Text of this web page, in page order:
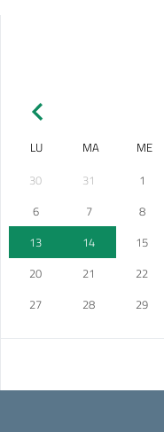
LU MA ME
30
31 1
6
7 8
13
14 15
20
21 22
27
28 29